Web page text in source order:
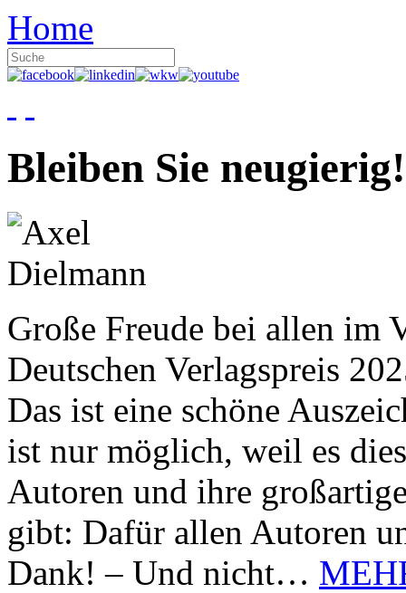
Home
Bleiben Sie neugierig!
Große Freude bei allen im
Deutschen Verlagspreis
Das ist eine schöne
ist nur möglich, weil es
Autoren und ihre
gibt: Dafür allen Autoren
Dank! – Und nicht…